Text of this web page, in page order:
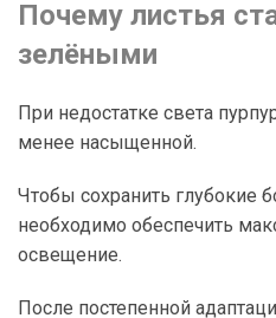
Почему листья
зелёными
При недостатке света
менее насыщенной.
Чтобы сохранить глубокие
необходимо обеспечить
освещение.
После постепенной